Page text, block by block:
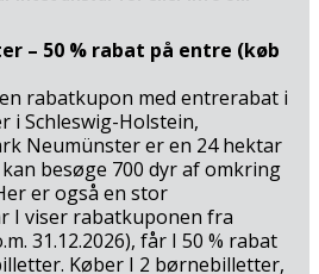
vinkældre og smage på
Bordeaux-vin, som kun
er man gammelsulten, venter en
i Kartoffelkeller, en
er indrettet i kælderen under det
Her er som regel
stemningsfuldt i de
massevis af gæster flokkes
store tallerkner med kartoffel- og
de suger den rustikke og helt
– 50 % rabat på entre (køb
rabatkupon med entrerabat i
i Schleswig-Holstein,
Neumünster er en 24 hektar
besøge 700 dyr af omkring
er også en stor
I viser rabatkuponen fra
31.12.2026), får I 50 % rabat
Køber I 2 børnebilletter,